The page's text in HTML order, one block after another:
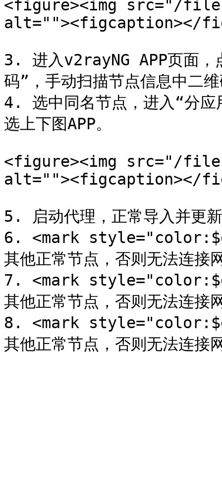
<figure><img src="/files/
alt=""><figcaption></
3. 进入v2rayNG APP页面，
码”，手动扫描节点信息中二
4. 选中同名节点，进入“分应
选上下图APP。
<figure><img src="/files/
alt=""><figcaption></
5. 启动代理，正常导入并更
6. <mark
其他正常节点，否则无法连
7. <mark
其他正常节点，否则无法连
8. <mark